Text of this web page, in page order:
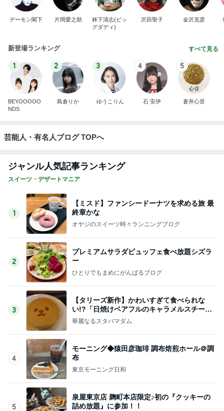
デーモン閣下 片岡愛之助
林下清志(ビッ
グダディ)
沢田聖子 金沢克彦
新登場ランキング すべて見る
1
BEYOOOOO
NDS
2
島倉りか
3
ゆうこりん
4
石 安伊
5
蒼井心音
芸能人・有名人ブログ TOPへ
ジャンル人気記事ランキング
スイーツ・デザートマニア
1
【ミスド】ファンシードーナツを求める旅 最
終章かな
オヤジのスイーツ時々ランニングブログ
2
プレミアムサラダビュッフェ食べ放題シズラ
ー
ひとりでもまめにがんばるブログ
3
【タリーズ新作】かわいすぎて食べられな
い!?「日焼けベアフルのキャラメルスチーム
ケーキ」を実食
華麗なるスタバマダム
4
モーニング◆猿田彦珈琲 調布焙煎ホール＠調
布
東京モーニング日和
5
泉屋東京店 麹町本店限定♪初の『クッキーの
詰め放題』に参加！！